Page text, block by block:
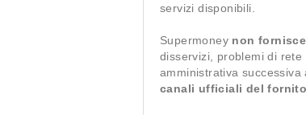
servizi disponibili.
Supermoney non
disservizi, problemi di rete
amministrativa successiva
canali ufficiali del